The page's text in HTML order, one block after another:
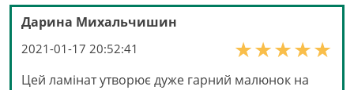
Дарина Михальчишин
2021-01-17 20:52:41
Цей ламінат утворює дуже гарний малюнок на